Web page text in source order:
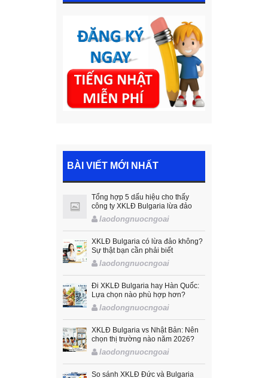
BÀI VIẾT MỚI NHẤT
Tổng hợp 5 dấu hiệu cho thấy
công ty XKLĐ Bulgaria lừa đảo
laodongnuocngoai
XKLĐ Bulgaria có lừa đảo không?
Sự thật bạn cần phải biết
laodongnuocngoai
Đi XKLĐ Bulgaria hay Hàn Quốc:
Lựa chọn nào phù hợp hơn?
laodongnuocngoai
XKLĐ Bulgaria vs Nhật Bản: Nên
chọn thị trường nào năm 2026?
laodongnuocngoai
So sánh XKLĐ Đức và Bulgaria